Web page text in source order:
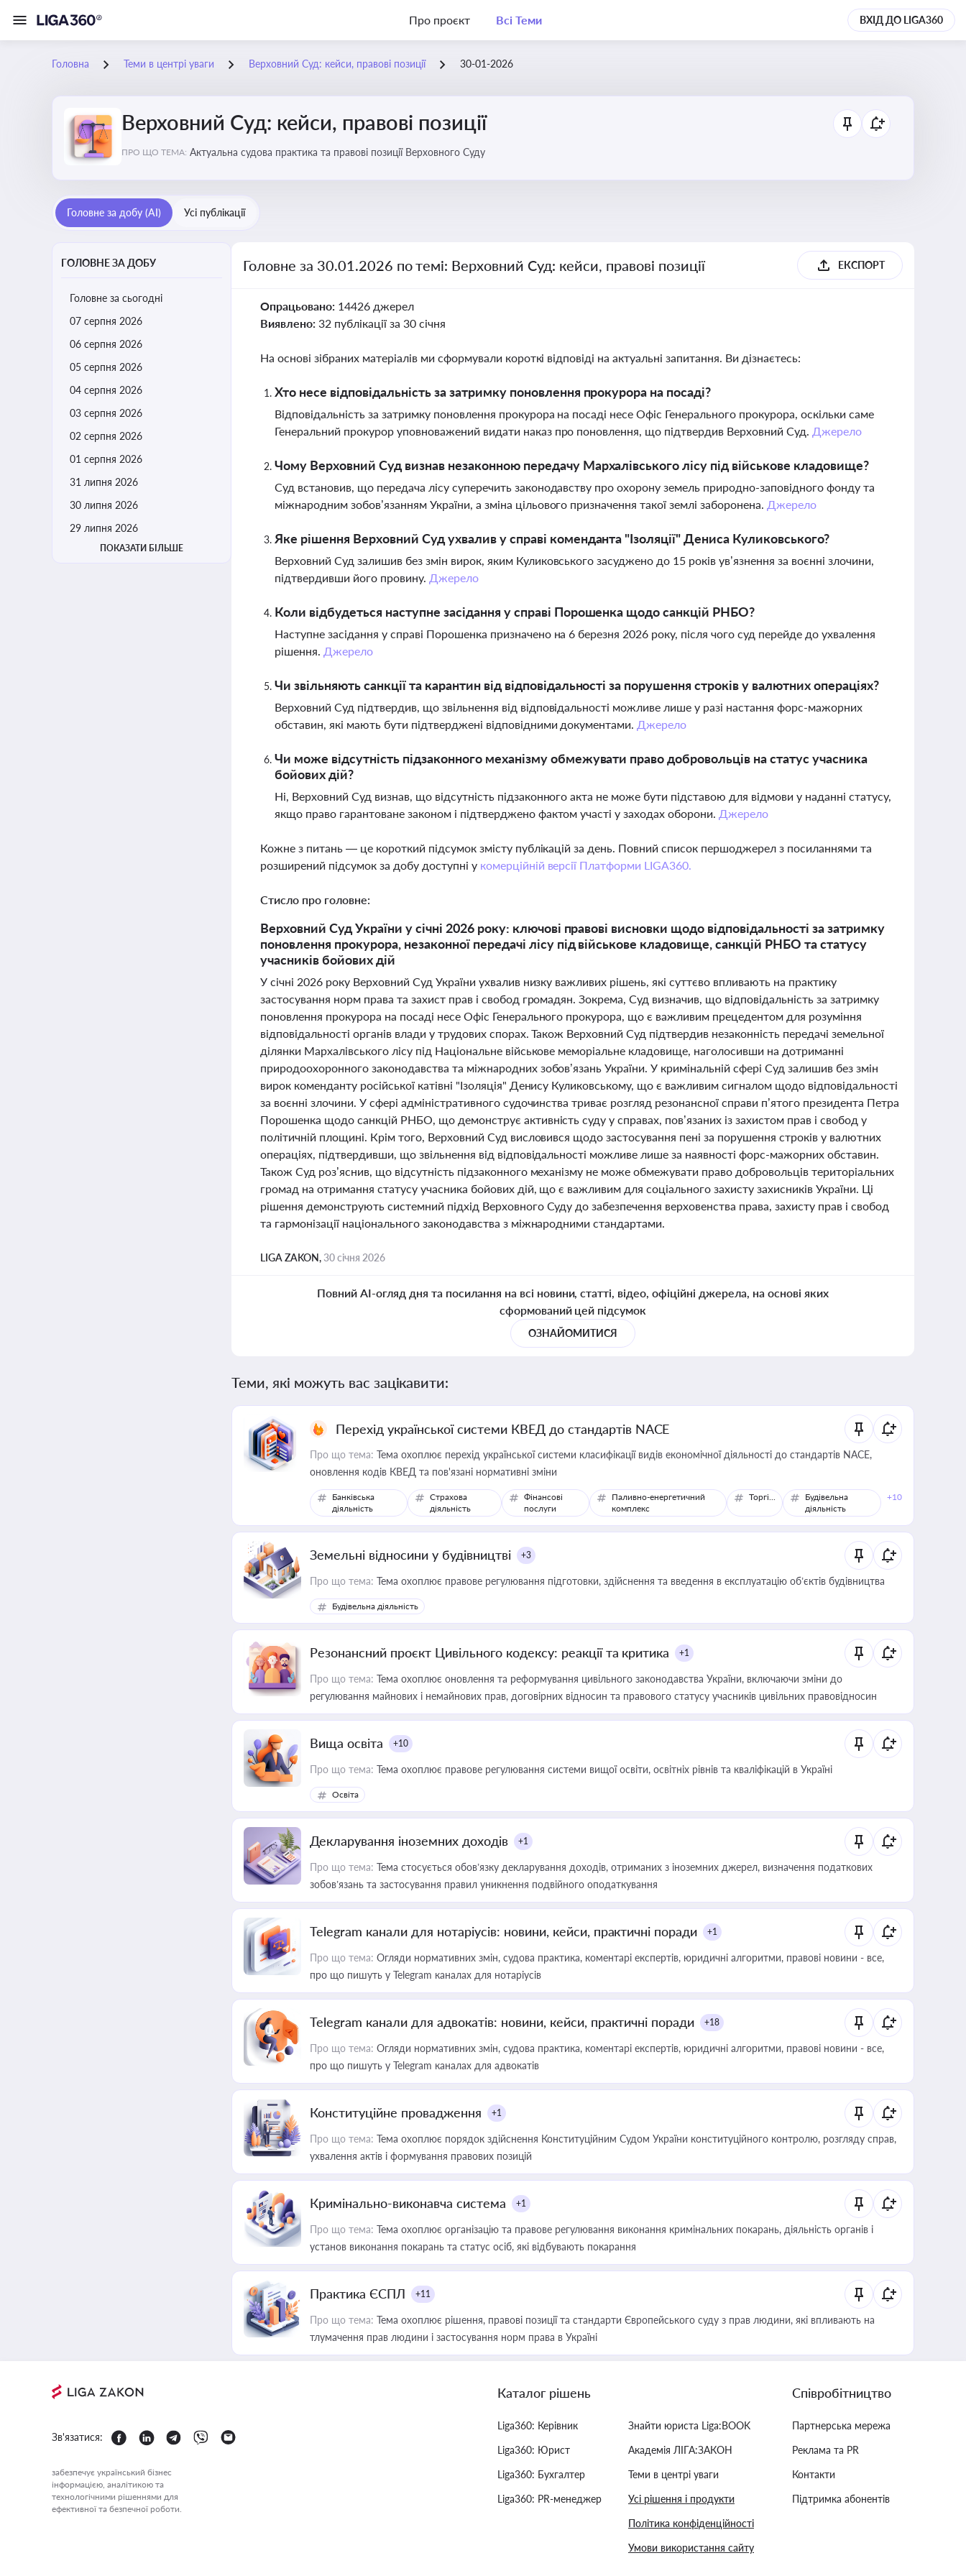
Про проєкт Всі Теми ВХІД ДО LIGA360
Головна Теми в центрі уваги Верховний Суд: кейси, правові позиції 30-01-2026
Верховний Суд: кейси, правові позиції
ПРО ЩО ТЕМА: Актуальна судова практика та правові позиції Верховного Суду
Головне за добу (AI) Усі публікації
ГОЛОВНЕ ЗА ДОБУ
Головне за сьогодні
07 серпня 2026
06 серпня 2026
05 серпня 2026
04 серпня 2026
03 серпня 2026
02 серпня 2026
01 серпня 2026
31 липня 2026
30 липня 2026
29 липня 2026
ПОКАЗАТИ БІЛЬШЕ
Головне за 30.01.2026 по темі: Верховний Суд: кейси, правові позиції ЕКСПОРТ
Опрацьовано: 14426 джерел
Виявлено: 32 публікації за 30 січня
На основі зібраних матеріалів ми сформували короткі відповіді на актуальні запитання. Ви дізнаєтесь:
Хто несе відповідальність за затримку поновлення прокурора на посаді?
Відповідальність за затримку поновлення прокурора на посаді несе Офіс Генерального прокурора, оскільки саме
Генеральний прокурор уповноважений видати наказ про поновлення, що підтвердив Верховний Суд. Джерело
Чому Верховний Суд визнав незаконною передачу Мархалівського лісу під військове кладовище?
Суд встановив, що передача лісу суперечить законодавству про охорону земель природно-заповідного фонду та
міжнародним зобов’язанням України, а зміна цільового призначення такої землі заборонена. Джерело
Яке рішення Верховний Суд ухвалив у справі коменданта "Ізоляції" Дениса Куликовського?
Верховний Суд залишив без змін вирок, яким Куликовського засуджено до 15 років ув’язнення за воєнні злочини,
підтвердивши його провину. Джерело
Коли відбудеться наступне засідання у справі Порошенка щодо санкцій РНБО?
Наступне засідання у справі Порошенка призначено на 6 березня 2026 року, після чого суд перейде до ухвалення
рішення. Джерело
Чи звільняють санкції та карантин від відповідальності за порушення строків у валютних операціях?
Верховний Суд підтвердив, що звільнення від відповідальності можливе лише у разі настання форс-мажорних
обставин, які мають бути підтверджені відповідними документами. Джерело
Чи може відсутність підзаконного механізму обмежувати право добровольців на статус учасника
бойових дій?
Ні, Верховний Суд визнав, що відсутність підзаконного акта не може бути підставою для відмови у наданні статусу,
якщо право гарантоване законом і підтверджено фактом участі у заходах оборони. Джерело
Кожне з питань — це короткий підсумок змісту публікацій за день. Повний список першоджерел з посиланнями та
розширений підсумок за добу доступні у комерційній версії Платформи LIGA360.
Стисло про головне:
Верховний Суд України у січні 2026 року: ключові правові висновки щодо відповідальності за затримку
поновлення прокурора, незаконної передачі лісу під військове кладовище, санкцій РНБО та статусу
учасників бойових дій
У січні 2026 року Верховний Суд України ухвалив низку важливих рішень, які суттєво впливають на практику
застосування норм права та захист прав і свобод громадян. Зокрема, Суд визначив, що відповідальність за затримку
поновлення прокурора на посаді несе Офіс Генерального прокурора, що є важливим прецедентом для розуміння
відповідальності органів влади у трудових спорах. Також Верховний Суд підтвердив незаконність передачі земельної
ділянки Мархалівського лісу під Національне військове меморіальне кладовище, наголосивши на дотриманні
природоохоронного законодавства та міжнародних зобов’язань України. У кримінальній сфері Суд залишив без змін
вирок коменданту російської катівні "Ізоляція" Денису Куликовському, що є важливим сигналом щодо відповідальності
за воєнні злочини. У сфері адміністративного судочинства триває розгляд резонансної справи п’ятого президента Петра
Порошенка щодо санкцій РНБО, що демонструє активність суду у справах, пов’язаних із захистом прав і свобод у
політичній площині. Крім того, Верховний Суд висловився щодо застосування пені за порушення строків у валютних
операціях, підтвердивши, що звільнення від відповідальності можливе лише за наявності форс-мажорних обставин.
Також Суд роз’яснив, що відсутність підзаконного механізму не може обмежувати право добровольців територіальних
громад на отримання статусу учасника бойових дій, що є важливим для соціального захисту захисників України. Ці
рішення демонструють системний підхід Верховного Суду до забезпечення верховенства права, захисту прав і свобод
та гармонізації національного законодавства з міжнародними стандартами.
LIGA ZAKON,30 січня 2026
Повний AI-огляд дня та посилання на всі новини, статті, відео, офіційні джерела, на основі яких
сформований цей підсумок
ОЗНАЙОМИТИСЯ
Теми, які можуть вас зацікавити:
Перехід української системи КВЕД до стандартів NACE
Про що тема: Тема охоплює перехід української системи класифікації видів економічної діяльності до стандартів NACE,
оновлення кодів КВЕД та пов'язані нормативні зміни
Банківська
діяльність
Страхова
діяльність
Фінансові
послуги
Паливно-енергетичний
комплекс
Торгівля
Будівельна
діяльність
+10
Земельні відносини у будівництві +3
Про що тема: Тема охоплює правове регулювання підготовки, здійснення та введення в експлуатацію об’єктів будівництва
Будівельна діяльність
Резонансний проєкт Цивільного кодексу: реакції та критика +1
Про що тема: Тема охоплює оновлення та реформування цивільного законодавства України, включаючи зміни до
регулювання майнових і немайнових прав, договірних відносин та правового статусу учасників цивільних правовідносин
Вища освіта +10
Про що тема: Тема охоплює правове регулювання системи вищої освіти, освітніх рівнів та кваліфікацій в Україні
Освіта
Декларування іноземних доходів +1
Про що тема: Тема стосується обов’язку декларування доходів, отриманих з іноземних джерел, визначення податкових
зобов’язань та застосування правил уникнення подвійного оподаткування
Telegram канали для нотаріусів: новини, кейси, практичні поради +1
Про що тема: Огляди нормативних змін, судова практика, коментарі експертів, юридичні алгоритми, правові новини - все,
про що пишуть у Telegram каналах для нотаріусів
Telegram канали для адвокатів: новини, кейси, практичні поради +18
Про що тема: Огляди нормативних змін, судова практика, коментарі експертів, юридичні алгоритми, правові новини - все,
про що пишуть у Telegram каналах для адвокатів
Конституційне провадження +1
Про що тема: Тема охоплює порядок здійснення Конституційним Судом України конституційного контролю, розгляду справ,
ухвалення актів і формування правових позицій
Кримінально-виконавча система +1
Про що тема: Тема охоплює організацію та правове регулювання виконання кримінальних покарань, діяльність органів і
установ виконання покарань та статус осіб, які відбувають покарання
Практика ЄСПЛ +11
Про що тема: Тема охоплює рішення, правові позиції та стандарти Європейського суду з прав людини, які впливають на
тлумачення прав людини і застосування норм права в Україні
Зв'язатися:
забезпечує український бізнес
інформацією, аналітикою та
технологічними рішеннями для
ефективної та безпечної роботи.
Каталог рішень
Liga360: Керівник
Liga360: Юрист
Liga360: Бухгалтер
Liga360: PR-менеджер
Знайти юриста Liga:BOOK
Академія ЛІГА:ЗАКОН
Теми в центрі уваги
Усі рішення і продукти
Політика конфіденційності
Умови використання сайту
Співробітництво
Партнерська мережа
Реклама та PR
Контакти
Підтримка абонентів